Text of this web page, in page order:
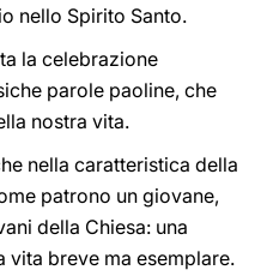
nello Spirito Santo.
la celebrazione
parole paoline, che
nostra vita.
nella caratteristica della
patrono un giovane,
della Chiesa: una
vita breve ma esemplare.